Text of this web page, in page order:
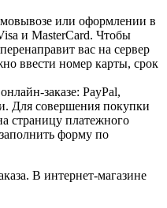
или оформлении в
и MasterCard. Чтобы
вас на сервер
ввести номер карты, срок
заказе: PayPal,
Для совершения покупки
страницу платежного
форму по
В интернет-магазине